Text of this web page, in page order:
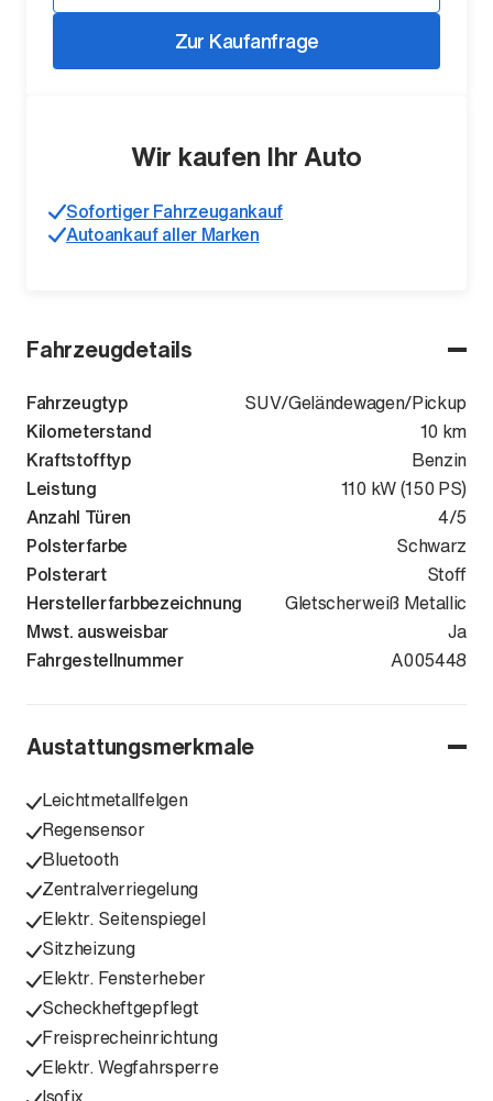
Fahrzeugdetails
Fahrzeugtyp
SUV/Geländewagen/Pickup
Kilometerstand
10 km
Kraftstofftyp
Benzin
Leistung
110 kW (150 PS)
Anzahl Türen
4/5
Polsterfarbe
Schwarz
Polsterart
Stoff
Herstellerfarbbezeichnung
Gletscherweiß Metallic
Mwst. ausweisbar
Ja
Fahrgestellnummer
WAUZZZGA7TA005448
Austattungsmerkmale
Leichtmetallfelgen
Regensensor
Bluetooth
Zentralverriegelung
Elektr. Seitenspiegel
Sitzheizung
Elektr. Fensterheber
Scheckheftgepflegt
Freisprecheinrichtung
Elektr. Wegfahrsperre
Zur Kaufanfrage
Wir kaufen Ihr Auto
Sofortiger Fahrzeugankauf
Autoankauf aller Marken